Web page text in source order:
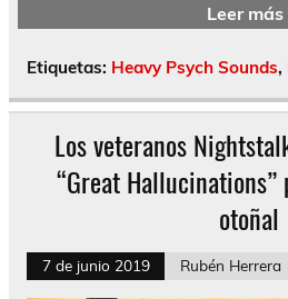
Leer más
Etiquetas: Heavy Psych Sounds,
Los veteranos
“Great
otoñal
7 de junio 2019 Rubén Herrera